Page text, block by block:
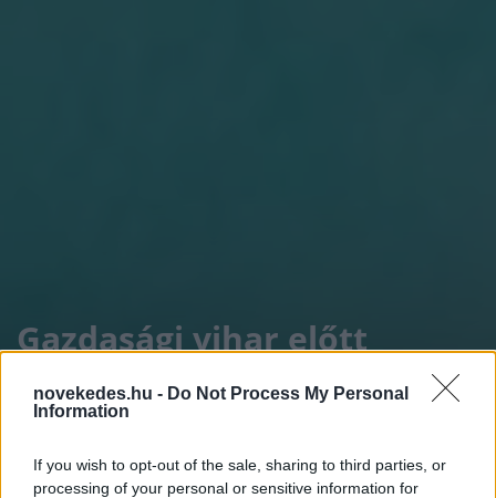
novekedes.hu - Do Not Process My Personal
Information
If you wish to opt-out of the sale, sharing to third parties, or
processing of your personal or sensitive information for
Gazdasági vihar előtt
állunk?- Trump terveit
elemezték a szakértők
ELEMZÉSEK 2025. FEB. 5. ÁLDOTT REBEKA